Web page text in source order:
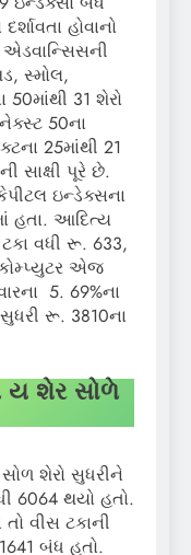
હોવાનો
સ્મોલ,
50માંથી 31 શેરો
50ના
25માંથી 21
સાક્ષી પૂરે છે.
ઇન્ડેક્સના
હતા. આદિત્ય
વધી રૂ. 633,
એજ
5. 69%ના
રૂ. 3810ના
ય શેર સોળે
શેરો સુધરીને
6064 થયો હતો.
વીસ ટકાની
બંધ હતો.